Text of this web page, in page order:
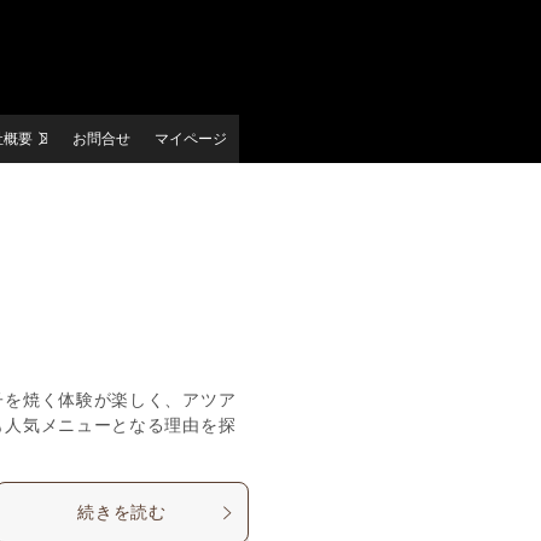
概要 お問合せ マイページ
焼く体験が楽しく、アツア
気メニューとなる理由を探
続きを読む